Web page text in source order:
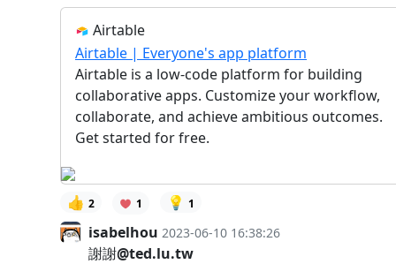
Airtable
Airtable | Everyone's app platform
Airtable is a low-code platform for building
collaborative apps. Customize your workflow,
collaborate, and achieve ambitious outcomes.
Get started for free.
👍 2 1 💡 1
isabelhou 2023-06-10 16:38:26
謝謝@ted.lu.tw